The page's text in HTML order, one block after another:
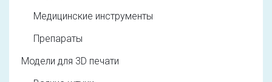
Медицинские инструменты
Препараты
Модели для 3D печати